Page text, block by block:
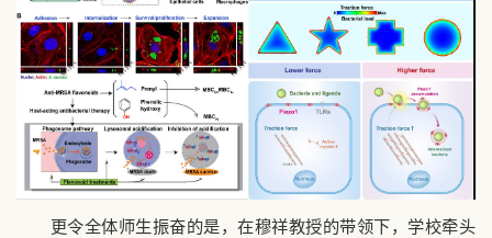
更令全体师生振奋的是，在穆祥教授的带领下，学校牵头